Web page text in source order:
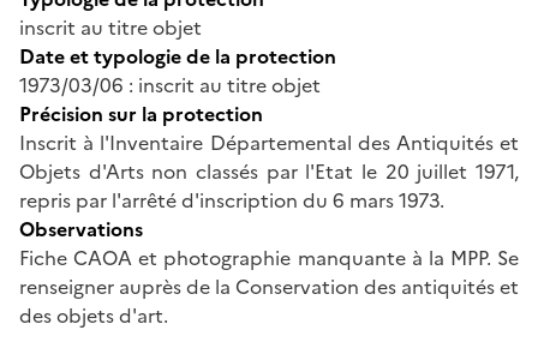
inscrit au titre objet
Date et typologie de la protection
1973/03/06 : inscrit au titre objet
Précision sur la protection
Inscrit à l'Inventaire Départemental des Antiquités et
Objets d'Arts non classés par l'Etat le 20 juillet 1971,
repris par l'arrêté d'inscription du 6 mars 1973.
Observations
Fiche CAOA et photographie manquante à la MPP. Se
renseigner auprès de la Conservation des antiquités et
des objets d'art.